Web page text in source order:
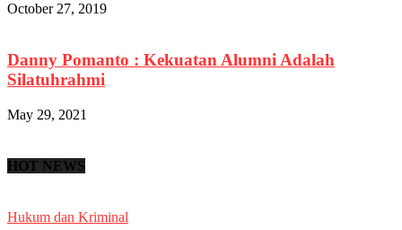
October 27, 2019
Danny Pomanto : Kekuatan Alumni Adalah
Silatuhrahmi
May 29, 2021
HOT NEWS
Hukum dan Kriminal